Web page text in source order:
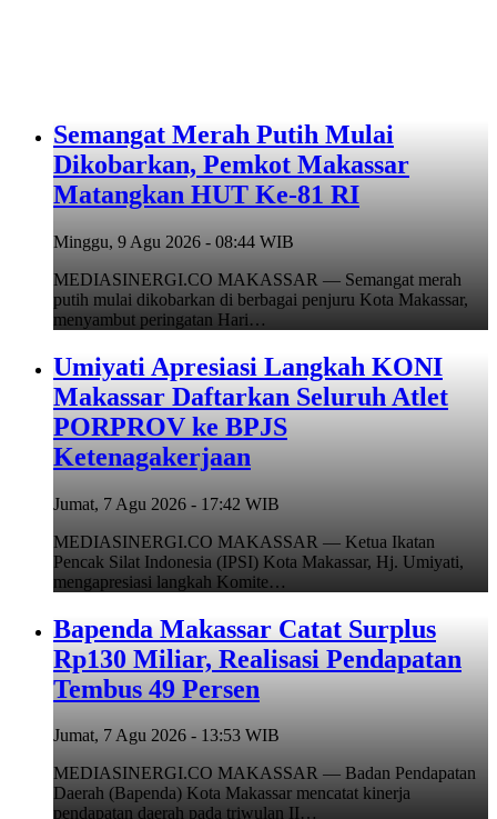
Semangat Merah Putih Mulai
Dikobarkan, Pemkot Makassar
Matangkan HUT Ke-81 RI
Minggu, 9 Agu 2026 - 08:44 WIB
MEDIASINERGI.CO MAKASSAR — Semangat merah
putih mulai dikobarkan di berbagai penjuru Kota Makassar,
menyambut peringatan Hari…
Umiyati Apresiasi Langkah KONI
Makassar Daftarkan Seluruh Atlet
PORPROV ke BPJS
Ketenagakerjaan
Jumat, 7 Agu 2026 - 17:42 WIB
MEDIASINERGI.CO MAKASSAR — Ketua Ikatan
Pencak Silat Indonesia (IPSI) Kota Makassar, Hj. Umiyati,
mengapresiasi langkah Komite…
Bapenda Makassar Catat Surplus
Rp130 Miliar, Realisasi Pendapatan
Tembus 49 Persen
Jumat, 7 Agu 2026 - 13:53 WIB
MEDIASINERGI.CO MAKASSAR — Badan Pendapatan
Daerah (Bapenda) Kota Makassar mencatat kinerja
pendapatan daerah pada triwulan II…